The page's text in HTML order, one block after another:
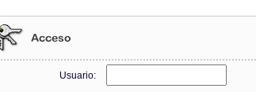
Usuario: